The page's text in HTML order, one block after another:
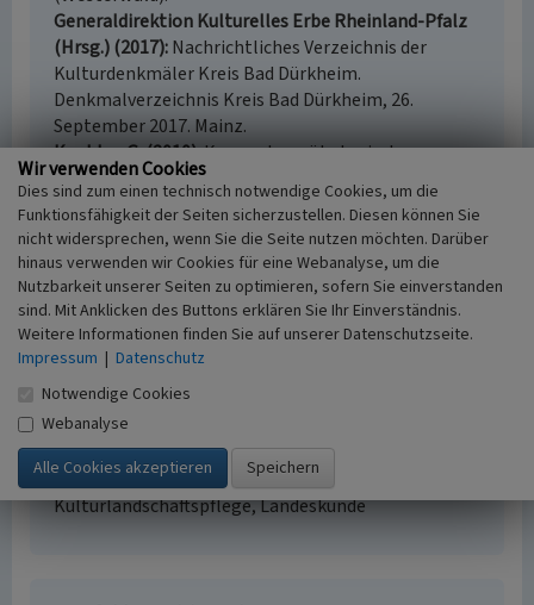
Generaldirektion Kulturelles Erbe Rheinland-Pfalz
(Hrsg.) (2017) Nachrichtliches Verzeichnis der
Kulturdenkmäler Kreis Bad Dürkheim.
Denkmalverzeichnis Kreis Bad Dürkheim, 26.
September 2017. Mainz.
Koehler, G. (2010) Konzept zur ökologischen
Bewertung und Entwicklung der Wooge im
Biosphärenreservat Pfälzerwald. (Reihe der
Berichte des Fachgebietes Wasserbau und
Wasserwirtschaft der TU Kaiserslautern (Bericht
20).) o. O.
Holztrift am Breitenbach
Schlagwörter
Oberflächengewässer Überlaufquelle
Fachsichten
Kulturlandschaftspflege, Landeskunde
Wir verwenden Cookies
Dies sind zum einen technisch notwendige Cookies, um die
Funktionsfähigkeit der Seiten sicherzustellen. Diesen können Sie
nicht widersprechen, wenn Sie die Seite nutzen möchten. Darüber
hinaus verwenden wir Cookies für eine Webanalyse, um die
Nutzbarkeit unserer Seiten zu optimieren, sofern Sie einverstanden
sind. Mit Anklicken des Buttons erklären Sie Ihr Einverständnis.
Weitere Informationen finden Sie auf unserer Datenschutzseite.
Impressum | Datenschutz
Notwendige Cookies
Webanalyse